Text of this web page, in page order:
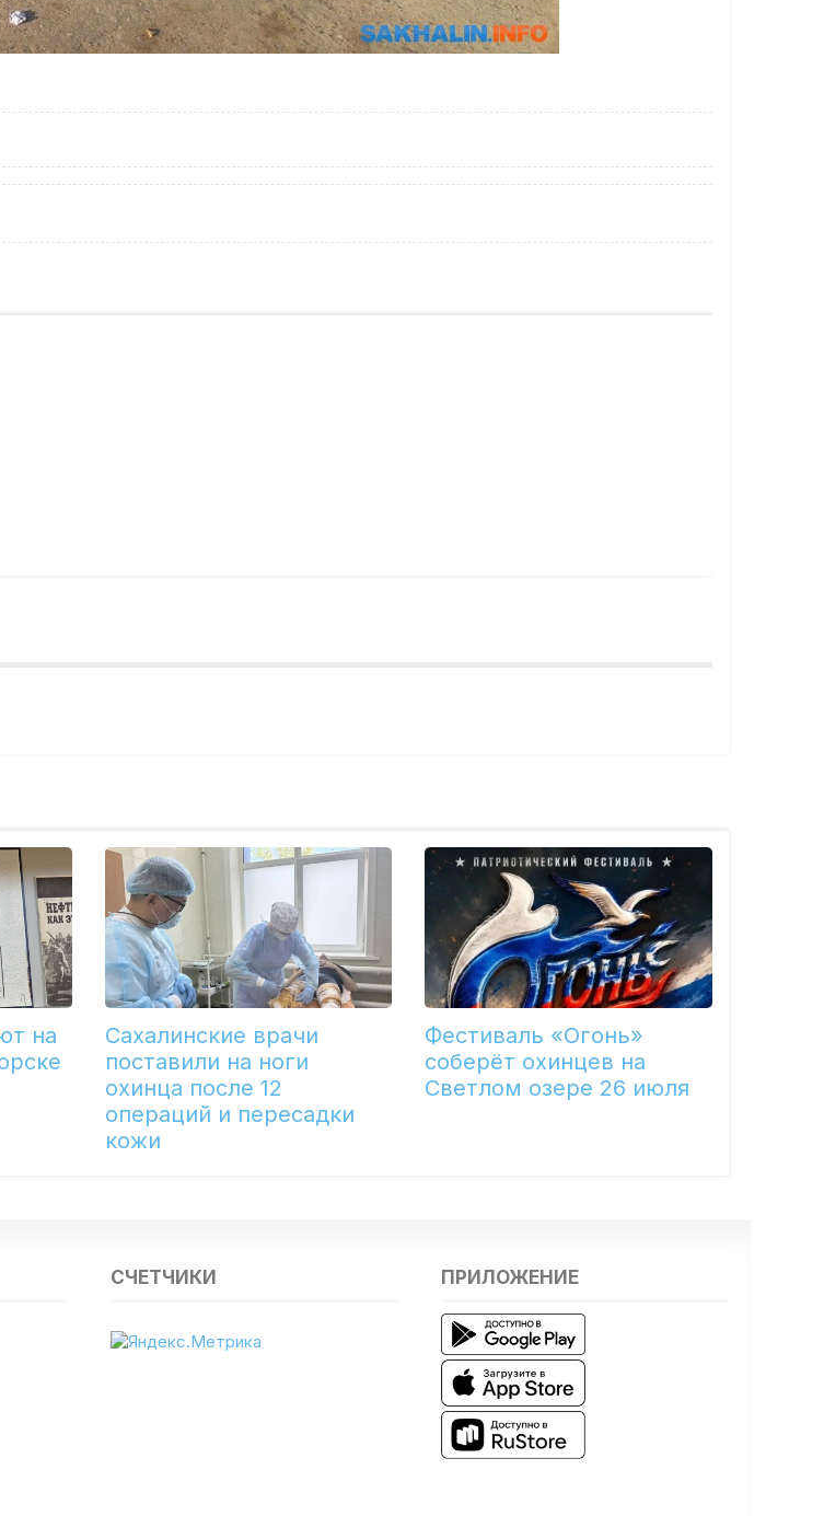
на
Сахалинские врачи
поставили на ноги
охинца после 12
операций и пересадки
кожи
Фестиваль «Огонь»
соберёт охинцев на
Светлом озере 26 июля
СЧЕТЧИКИ ПРИЛОЖЕНИЕ